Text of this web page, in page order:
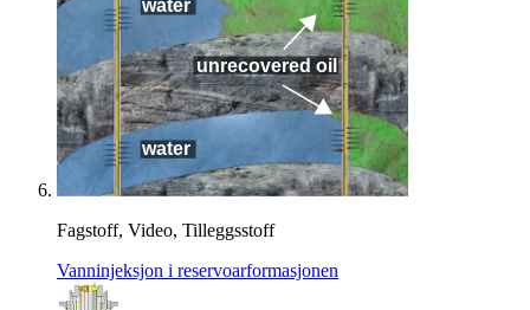
Fagstoff, Video, Tilleggsstoff
Vanninjeksjon i reservoarformasjonen